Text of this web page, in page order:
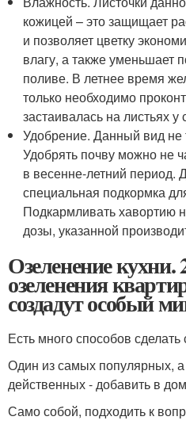
кожицей – это защищает
и позволяет цветку
влагу, а также уменьшает
поливе. В летнее время
только необходимо
застаивалась на листьях у
Удобрение. Данный вид не
Удобрять почву можно не
в весенне-летний период.
специальная подкормка
Подкармливать хавортию
дозы, указанной
Озеленение кухни.
озеленения
создадут особый
Есть много способов
Один из самых популярных,
действенных - добавить в
Само собой, подходить к